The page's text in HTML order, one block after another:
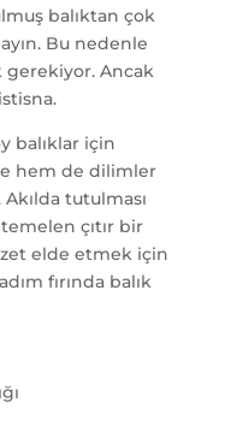
balıktan çok
Bu nedenle
gerekiyor. Ancak
balıklar için
hem de dilimler
Akılda tutulması
çıtır bir
elde etmek için
fırında balık